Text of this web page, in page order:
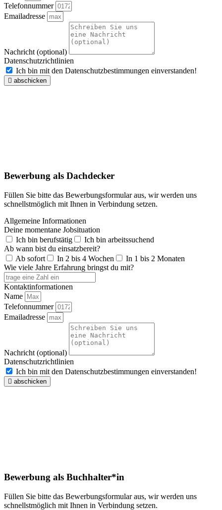
Telefonnummer
Emailadresse
Nachricht (optional)
Datenschutzrichtlinien
Ich bin mit den Datenschutzbestimmungen einverstanden!
abschicken
Bewerbung als Dachdecker
Füllen Sie bitte das Bewerbungsformular aus, wir werden uns
schnellstmöglich mit Ihnen in Verbindung setzen.
Allgemeine Informationen
Deine momentane Jobsituation
Ich bin berufstätig
Ich bin arbeitssuchend
Ab wann bist du einsatzbereit?
Ab sofort
In 2 bis 4 Wochen
In 1 bis 2 Monaten
Wie viele Jahre Erfahrung bringst du mit?
Kontaktinformationen
Name
Telefonnummer
Emailadresse
Nachricht (optional)
Datenschutzrichtlinien
Ich bin mit den Datenschutzbestimmungen einverstanden!
abschicken
Bewerbung als Buchhalter*in
Füllen Sie bitte das Bewerbungsformular aus, wir werden uns
schnellstmöglich mit Ihnen in Verbindung setzen.